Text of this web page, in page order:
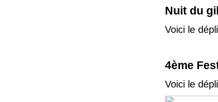
Nuit du
Voici le
4ème
Voici le